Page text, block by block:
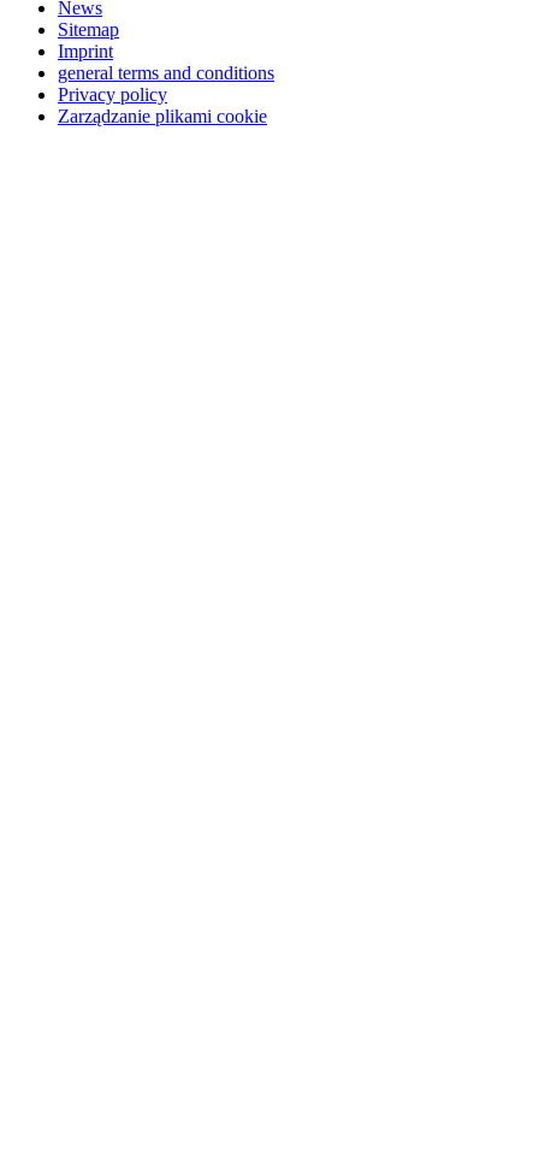
News
Sitemap
Imprint
general terms and conditions
Privacy policy
Zarządzanie plikami cookie